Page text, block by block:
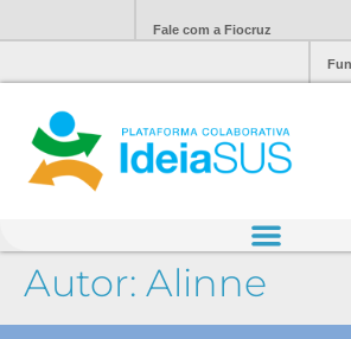
Fale com a Fiocruz
Autor: Alinne